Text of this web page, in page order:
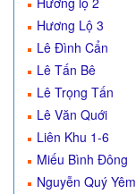
Hương Lộ 3
Lê Đình Cẩn
Lê Tấn Bê
Lê Trọng Tấn
Lê Văn Quới
Liên Khu 1-6
Miếu Bình Đông
Nguyễn Quý Yêm